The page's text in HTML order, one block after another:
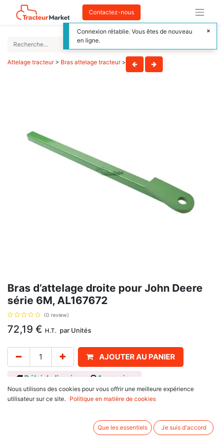
Contactez-nous
Attelage tracteur> Bras attelage tracteur>
Bras d’attelage droite pour John Deere
série 6M, AL167672
(0 review)
72,19 € H.T. par Unités
AJOUTER AU PANIER
Délai de livraison : 1 semaine
Bras d’attelage droite, avec pour référence d'origine AL167672, pour John
série 7030 : 7430 E PR, 7430 PR, 7530 E PR, 7530 PR,
Nous utilisons des cookies pour vous offrir une meilleure expérience
utilisateur sur ce site.
Politique en matière de cookies
Que les essentiels Je suis d'accord
Connexion rétablie. Vous êtes de nouveau
en ligne.